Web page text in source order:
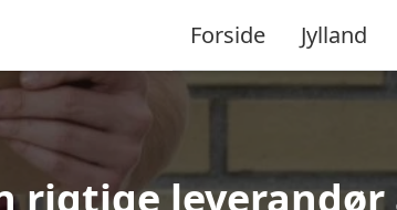
Forside Jylland
rigtige